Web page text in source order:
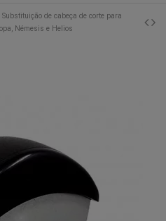
Substituição de cabeça de corte para
Némesis e Helios